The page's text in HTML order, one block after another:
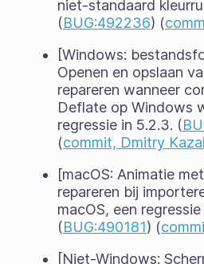
niet-standaard
(BUG:492236) (
[Windows:
Openen en opslaan
repareren wanneer
Deflate op Windows
regressie in 5.2.3. (
(commit, Dmitry
[macOS: Animatie
repareren bij
macOS, een
(BUG:490181) (
[Niet-Windows: